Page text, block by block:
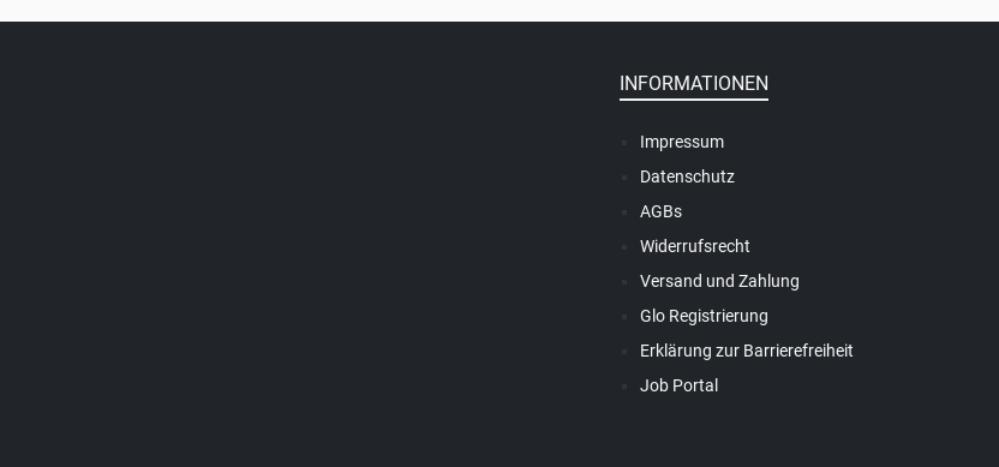
INFORMATIONEN
Impressum
Datenschutz
AGBs
Widerrufsrecht
Versand und Zahlung
Glo Registrierung
Erklärung zur Barrierefreiheit
Job Portal